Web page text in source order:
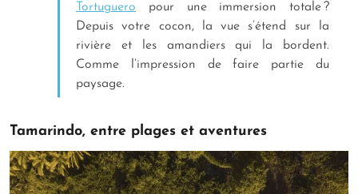
Tortuguero pour une immersion totale ?
Depuis votre cocon, la vue s’étend sur la
rivière et les amandiers qui la bordent.
Comme l’impression de faire partie du
paysage.
Tamarindo, entre plages et aventures